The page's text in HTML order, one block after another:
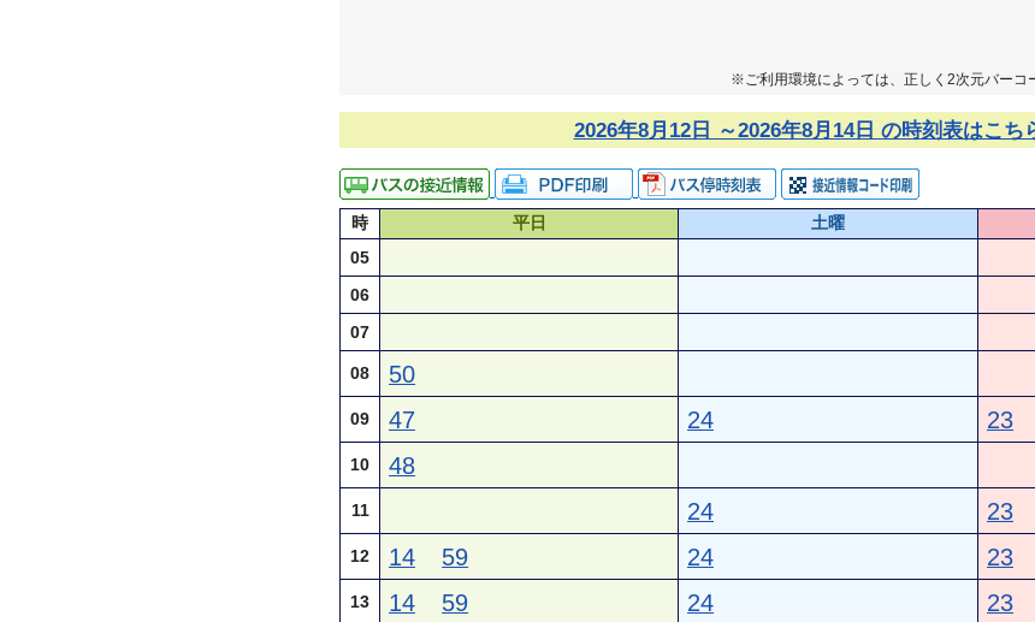
※ご利用環境によっては、正しく2次元バーコ
2026年8月12日 ～2026年8月14日 の時刻表はこち
時 平日 土曜
05
06
07
08 50
09 47 24 23
10 48
11 24 23
12 14 59 24 23
13 14 59 24 23